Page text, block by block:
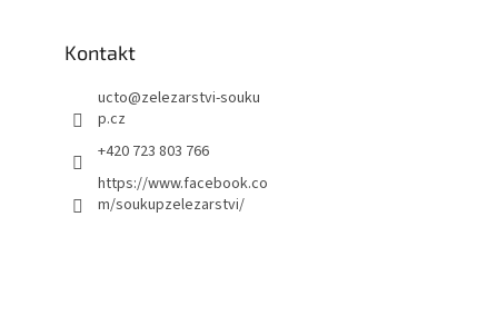
Kontakt
ucto@zelezarstvi-souku
p.cz
+420 723 803 766
https://www.facebook.co
m/soukupzelezarstvi/